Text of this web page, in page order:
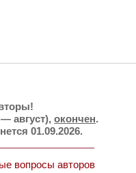
август), окончен.
01.09.2026.
вопросы авторов